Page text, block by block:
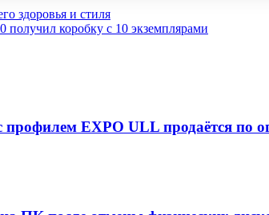
здоровья и стиля
коробку с 10 экземплярами
EXPO ULL продаётся по